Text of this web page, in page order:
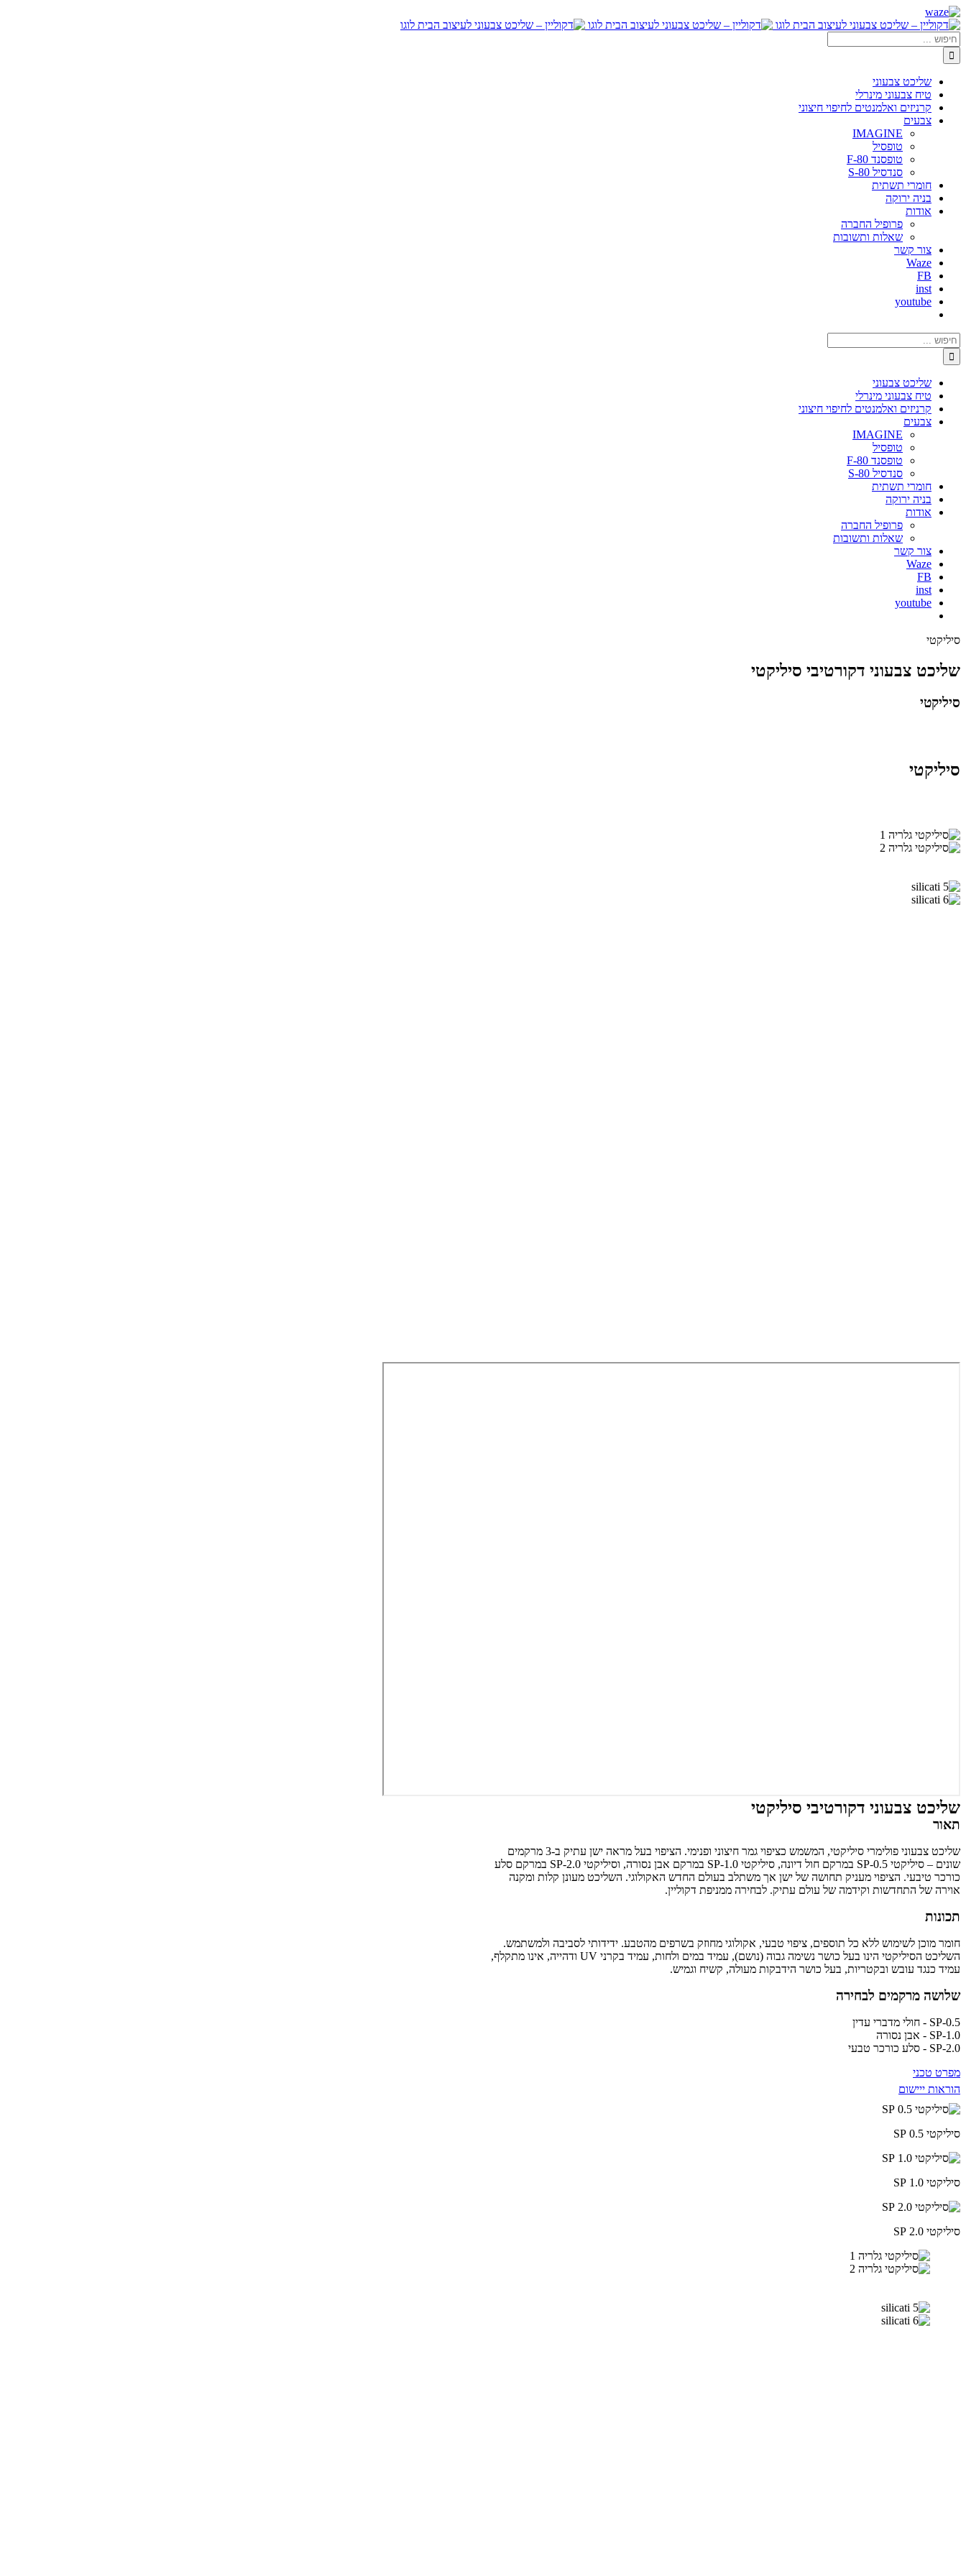
דלג
לתוכן
Waze
Facebook
חיפוש...
שליכט צבעוני
טיח צבעוני מינרלי
קרניזים ואלמנטים לחיפוי חיצוני
צבעים
IMAGINE
טופסיל
טופסנד F-80
סנדסיל S-80
חומרי תשתית
בניה ירוקה
אודות
פרופיל החברה
שאלות ותשובות
צור קשר
Waze
FB
inst
youtube
חיפוש...
שליכט צבעוני
טיח צבעוני מינרלי
קרניזים ואלמנטים לחיפוי חיצוני
צבעים
IMAGINE
טופסיל
טופסנד F-80
סנדסיל S-80
חומרי תשתית
בניה ירוקה
אודות
פרופיל החברה
שאלות ותשובות
צור קשר
Waze
FB
inst
youtube
סיליקטי
שליכט צבעוני דקורטיבי סיליקטי
סיליקטי
סיליקטי
שליכט צבעוני דקורטיבי סיליקטי
תאור
שליכט צבעוני פולימרי סיליקטי, המשמש כציפוי גמר חיצוני ופנימי. הציפוי בעל מראה ישן עתיק ב-3 מרקמים
שונים – סיליקטי SP-0.5 במרקם חול דיונה, סיליקטי SP-1.0 במרקם אבן נסורה, וסיליקטי SP-2.0 במרקם סלע
כורכר טיבעי. הציפוי מעניק תחושה של ישן אך משתלב בעולם החדש האקולוגי. השליכט מעונן קלות ומקנה
אוירה של התחדשות וקידמה של עולם עתיק. לבחירה ממניפת דקוליין.
תכונות
חומר מוכן לשימוש ללא כל תוספים, ציפוי טבעי, אקולוגי מחוזק בשרפים מהטבע. ידידותי לסביבה ולמשתמש.
השליכט הסיליקטי הינו בעל כושר נשימה גבוה (נושם), עמיד במים ולחות, עמיד בקרני UV ודהייה, אינו מתקלף,
עמיד כנגד עובש ובקטריות, בעל כושר הידבקות מעולה, קשיח וגמיש.
שלושה מרקמים לבחירה
SP-0.5 - חולי מדברי עדין
SP-1.0 - אבן נסורה
SP-2.0 - סלע כורכר טבעי
מפרט טכני
הוראות ייישום
סיליקטי 0.5 SP
סיליקטי 1.0 SP
סיליקטי 2.0 SP